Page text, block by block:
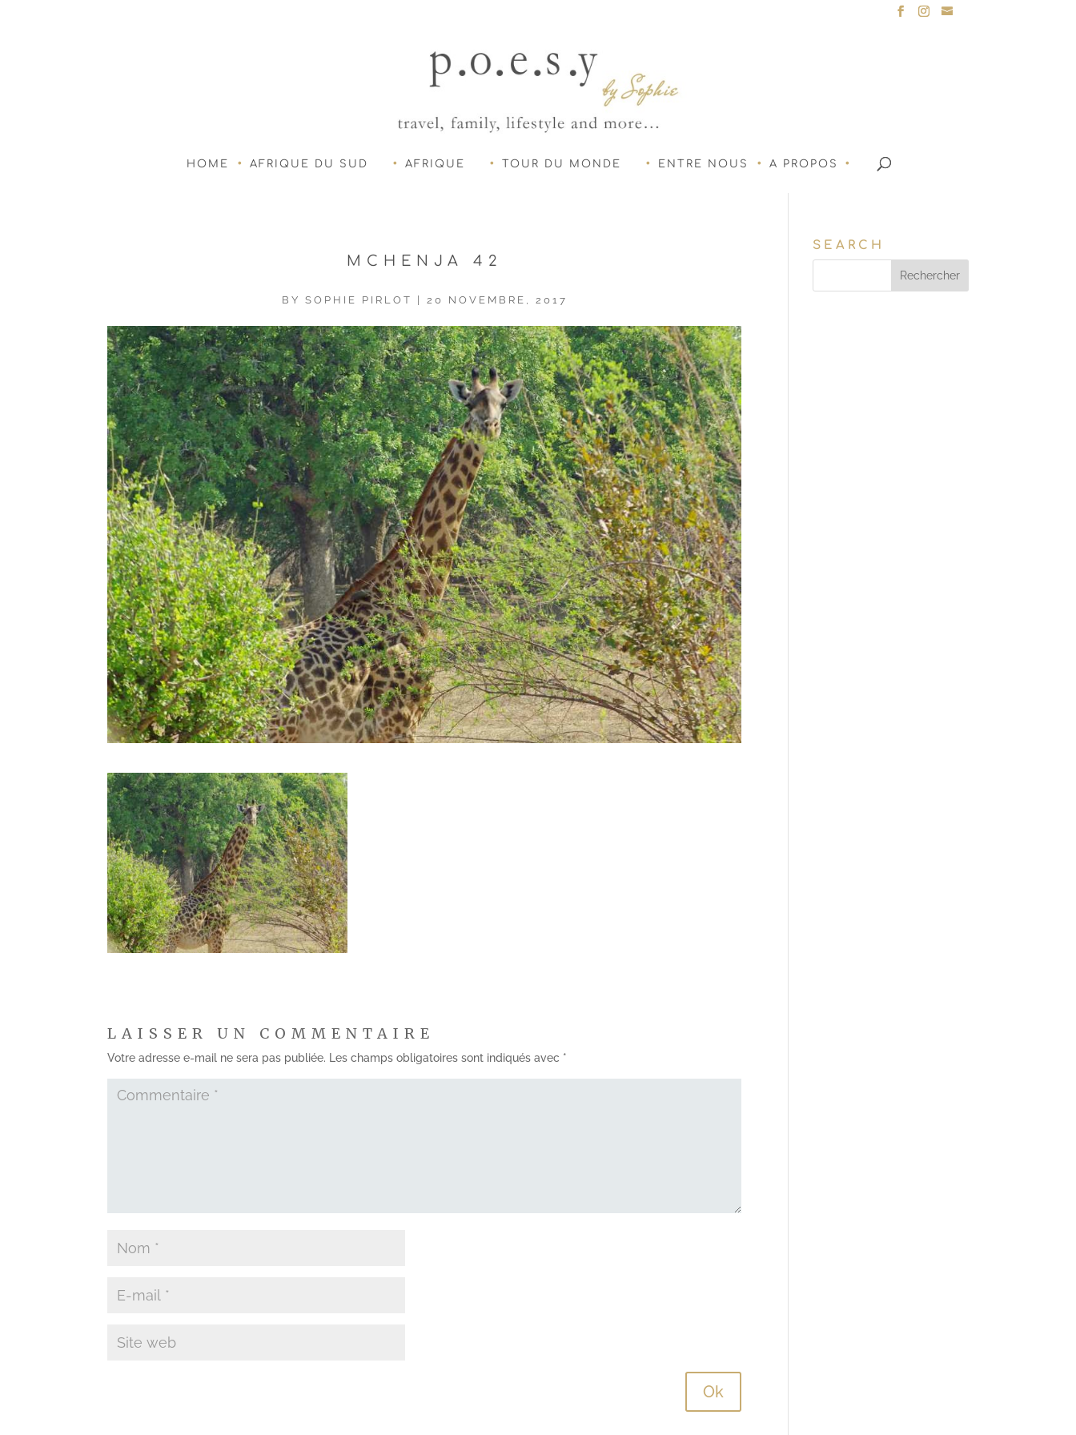
HOME AFRIQUE DU SUD AFRIQUE TOUR DU MONDE ENTRE NOUS A PROPOS
MCHENJA 42
BY SOPHIE PIRLOT | 20 NOVEMBRE, 2017
LAISSER UN COMMENTAIRE
Votre adresse e-mail ne sera pas publiée. Les champs obligatoires sont indiqués avec *
SEARCH